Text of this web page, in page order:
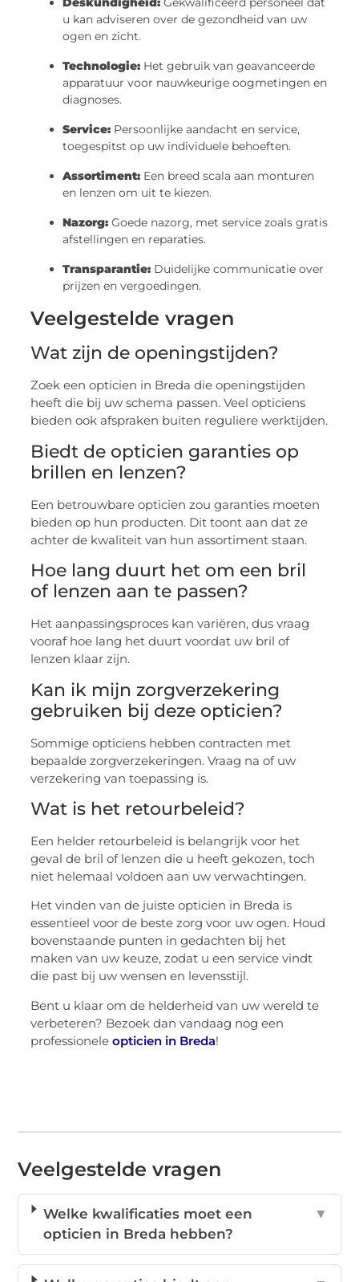
u kan adviseren over de gezondheid van uw
ogen en zicht.
Technologie: Het gebruik van geavanceerde
apparatuur voor nauwkeurige oogmetingen en
diagnoses.
Service: Persoonlijke aandacht en service,
toegespitst op uw individuele behoeften.
Assortiment: Een breed scala aan monturen
en lenzen om uit te kiezen.
Nazorg: Goede nazorg, met service zoals gratis
afstellingen en reparaties.
Transparantie: Duidelijke communicatie over
prijzen en vergoedingen.
Veelgestelde vragen
Wat zijn de openingstijden?
Zoek een opticien in Breda die openingstijden
heeft die bij uw schema passen. Veel opticiens
bieden ook afspraken buiten reguliere werktijden.
Biedt de opticien garanties op
brillen en lenzen?
Een betrouwbare opticien zou garanties moeten
bieden op hun producten. Dit toont aan dat ze
achter de kwaliteit van hun assortiment staan.
Hoe lang duurt het om een bril
of lenzen aan te passen?
Het aanpassingsproces kan variëren, dus vraag
vooraf hoe lang het duurt voordat uw bril of
lenzen klaar zijn.
Kan ik mijn zorgverzekering
gebruiken bij deze opticien?
Sommige opticiens hebben contracten met
bepaalde zorgverzekeringen. Vraag na of uw
verzekering van toepassing is.
Wat is het retourbeleid?
Een helder retourbeleid is belangrijk voor het
geval de bril of lenzen die u heeft gekozen, toch
niet helemaal voldoen aan uw verwachtingen.
Het vinden van de juiste opticien in Breda is
essentieel voor de beste zorg voor uw ogen. Houd
bovenstaande punten in gedachten bij het
maken van uw keuze, zodat u een service vindt
die past bij uw wensen en levensstijl.
Bent u klaar om de helderheid van uw wereld te
verbeteren? Bezoek dan vandaag nog een
professioneleopticien in Breda!
Veelgestelde vragen
Welke kwalificaties moet een
opticien in Breda hebben?
▼